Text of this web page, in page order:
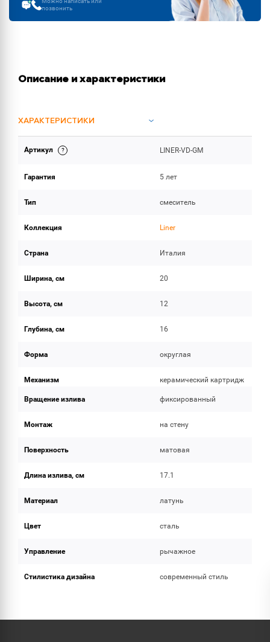
позвонить
Описание и характеристики
ХАРАКТЕРИСТИКИ
ОБЪЕМ ПОСТАВКИ
Артикул LINER-VD-GM
Гарантия 5 лет
Тип смеситель
Коллекция Liner
Страна Италия
Ширина, см 20
Высота, см 12
Глубина, см 16
Форма округлая
Механизм керамический картридж
Вращение излива фиксированный
Монтаж на стену
Поверхность матовая
Длина излива, см 17.1
Материал латунь
Цвет сталь
Управление рычажное
Стилистика дизайна современный стиль